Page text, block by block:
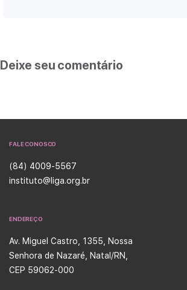
Deixe seu comentário
FALE CONOSCO
(84) 4009-5567
instituto@liga.org.br
ENDEREÇO
Av. Miguel Castro, 1355, Nossa
Senhora de Nazaré, Natal/RN,
CEP 59062-000